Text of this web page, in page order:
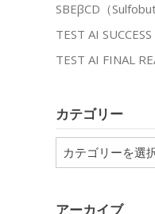
SBEβCD（
TEST AI
TEST AI FINAL
カテゴリー
テ
アーカイブ